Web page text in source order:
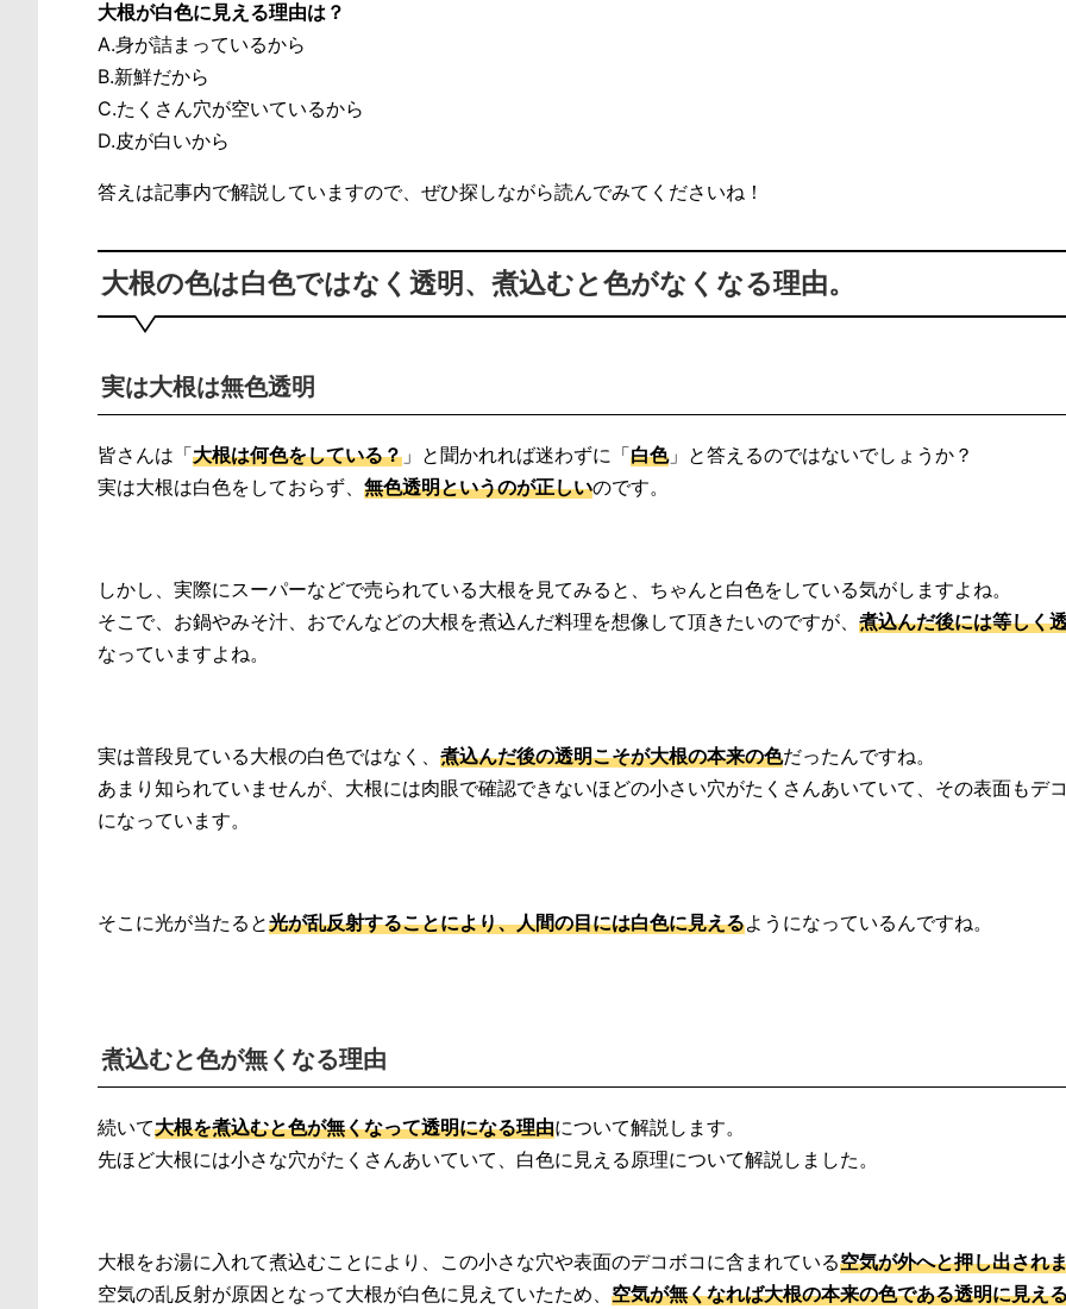
大根が白色に見える理由は？
A.身が詰まっているから
B.新鮮だから
C.たくさん穴が空いているから
D.皮が白いから
答えは記事内で解説していますので、ぜひ探しながら読んでみてくださいね！
大根の色は白色ではなく透明、煮込むと色がなくなる理由。
実は大根は無色透明
皆さんは「大根は何色をしている？ 」と聞かれれば迷わずに「白色」と答えるのではないでしょうか？
実は大根は白色をしておらず、 無色透明というのが正しいのです。
しかし、実際にスーパーなどで売られている大根を見てみると、ちゃんと白色をしている気がしますよね。
そこで、お鍋やみそ汁、おでんなどの大根を煮込んだ料理を想像して頂きたいのですが、 煮込んだ後には等しく
なっていますよね。
実は普段見ている大根の白色ではなく、 煮込んだ後の透明こそが大根の本来の色だったんですね。
あまり知られていませんが、大根には肉眼で確認できないほどの小さい穴がたくさんあいていて、その表面もデ
になっています。
そこに光が当たると光が乱反射することにより、人間の目には白色に見えるようになっているんですね。
煮込むと色が無くなる理由
続いて大根を煮込むと色が無くなって透明になる理由について解説します。
先ほど大根には小さな穴がたくさんあいていて、白色に見える原理について解説しました。
大根をお湯に入れて煮込むことにより、この小さな穴や表面のデコボコに含まれている空気が外へと押し出され
空気の乱反射が原因となって大根が白色に見えていたため、 空気が無くなれば大根の本来の色である透明に見え